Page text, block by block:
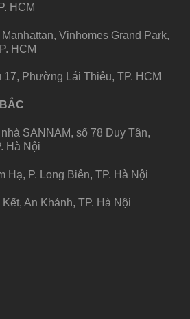
HCM
Vinhomes Grand Park,
HCM
17, Phường Lái Thiêu, TP. HCM
SANNAM, số 78 Duy Tân,
Hà Nội
Hạ, P. Long Biên, TP. Hà Nội
An Khánh, TP. Hà Nội